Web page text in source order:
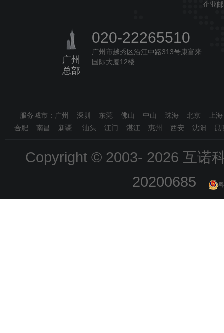
企业
广州
总部
020-22265510
广州市越秀区沿江中路313号康富来
国际大厦12楼
服务城市：广州 深圳 东莞 佛山 中山 珠海 北京
合肥 南昌 新疆 汕头 江门 湛江 惠州 西安 沈阳
Copyright © 2003- 2026 互诺
20200685